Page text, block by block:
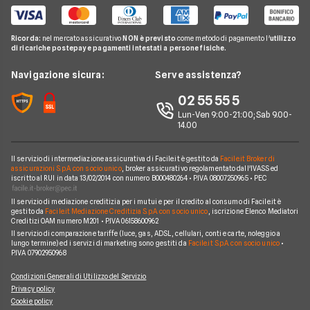
Noleggio Lungo Termine
News
Contatti
Migliori Offerte Gas
Miglior Fornitore Energia Elettrica
Miglior Fornitore Gas
Acea
Gas Natural
A2A
Edison
Iren
Optima
Sorgenia
Fornitori Energetici
Guida Luce e Gas
Domande Luce e Gas
Glossario Gas e Luce
Notizie Luce e Gas
Argomenti in evidenza Gas e Luce
Ricorda: nel mercato assicurativo NON è previsto come metodo di pagamento l'utilizzo
di ricariche postepay e pagamenti intestati a persone fisiche.
Navigazione sicura: Serve assistenza?
02 55 55 5
Lun-Ven 9:00-21:00; Sab 9.00-
14.00
Il servizio di intermediazione assicurativa di Facile.it è gestito da Facile.it Broker di
assicurazioni S.p.A. con socio unico, broker assicurativo regolamentato dall'IVASS ed
iscritto al RUI in data 13/02/2014 con numero B000480264 • P.IVA 08007250965 • PEC
Il servizio di mediazione creditizia per i mutui e per il credito al consumo di Facile.it è
gestito da Facile.it Mediazione Creditizia S.p.A. con socio unico , iscrizione Elenco Mediatori
Creditizi OAM numero M201 • P.IVA 06158600962
Il servizio di comparazione tariffe (luce, gas, ADSL, cellulari, conti e carte, noleggio a
lungo termine) ed i servizi di marketing sono gestiti da Facile.it S.p.A. con socio unico•
P.IVA 07902950968
Condizioni Generali di Utilizzo del Servizio
Privacy policy
Cookie policy